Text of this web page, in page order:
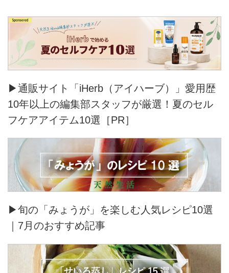
▶通販サイト「iHerb（アイハーブ）」愛用歴
10年以上の編集部スタッフが厳選！夏のセル
フケアアイテム10選［PR］
▶旬の「みょうが」を楽しむ人気レシピ10選
｜7月のおすすめ記事